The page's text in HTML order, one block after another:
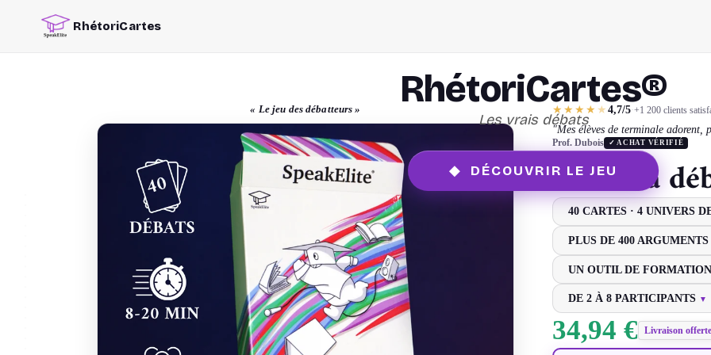
ALLER AU CONTENU
RhétoriCartes
RhétoriCartes®:
Les vrais débats
◆ DÉCOUVRIR LE JEU
« Le jeu des débatteurs » ★ ★ ★ ★ ★ 4,7/5·+1 200 clients
"Mes élèves de terminale
Prof. Dubois ✓ ACHAT VÉRIFIÉ
Cartes à
40 CARTES · 4 UNIVERS
PLUS DE 400 ARGUMENTS
UN OUTIL DE
RhétoriCartesse pratique
votre culture et votre esprit
DE 2 À 8 PARTICIPANTS ▼
Débattez en face à face, à
jusqu’à huit participants.
34,94 € Livraison offerte